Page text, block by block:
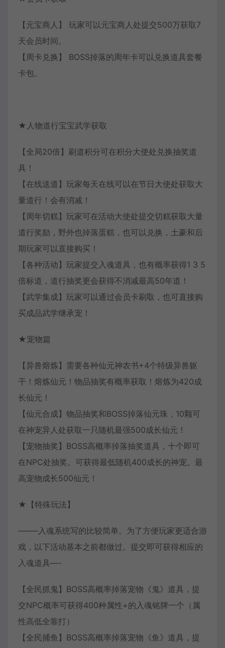
【元宝商人】 玩家可以元宝商人处提交500万获取7
天会员时间。
【周卡兑换】 BOSS掉落的周年卡可以兑换道具套餐
卡包。
★人物道行宝宝武学获取
【全局20倍】刷道积分可在积分大使处兑换抽奖道
具！
【在线送道】玩家每天在线可以在节日大使处获取大
量道行！会有消减！
【周年切糕】玩家可在活动大使处提交切糕获取大量
道行奖励，野外也掉落蛋糕，也可以兑换，土豪和后
期玩家可以直接购买！
【各种活动】玩家提交入魂道具，也有概率获得1 3 5
倍标道，道行抽奖更会获得不消减最高50年道！
【武学集成】玩家可以通过会员卡刷取，也可直接购
买成品武学继承宠！
★宠物篇
【异兽熔炼】需要各种仙元神农书+4个特级异兽躯
干！熔炼仙元！物品抽奖有概率获取！熔炼为420成
长仙元！
【仙元合成】物品抽奖和BOSS掉落仙元珠，10颗可
在神宠异人处获取一只随机最强500成长仙元！
【宠物抽奖】BOSS高概率掉落抽奖道具，十个即可
在NPC处抽奖。可获得最低随机400成长的神宠。最
高宠物成长500仙元！
★【特殊玩法】
——–入魂系统写的比较简单。为了方便玩家更适合游
戏，以下活动基本之前都做过。提交即可获得相应的
入魂道具—-
【全民抓鬼】BOSS高概率掉落宠物《鬼》道具，提
交NPC概率可获得400种属性+的入魂铭牌一个（属
性高低全靠打）
【全民捕鱼】BOSS高概率掉落宠物《鱼》道具，提